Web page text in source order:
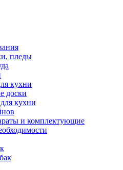
пледы
кухни
доски
кухни
и комплектующие